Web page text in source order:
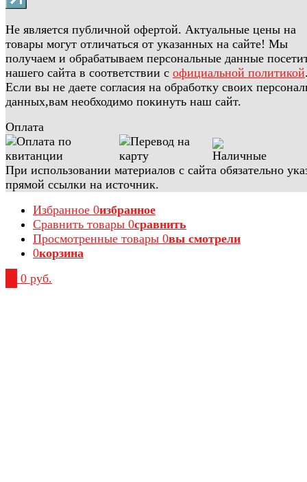
Не является публичной офертой. Актуальные цены на
товары могут отличаться от указанных на сайте! Мы
получаем и обрабатываем персональные данные
нашего сайта в соответствии с официальной политикой
Если вы не даете согласия на обработку своих
данных,вам необходимо покинуть наш сайт.
Оплата
При использовании материалов с сайта обязательно
прямой ссылки на источник.
Избранное 0избранное
Сравнить товары 0сравнить
Просмотренные товары 0вы смотрели
0корзина
0 руб.